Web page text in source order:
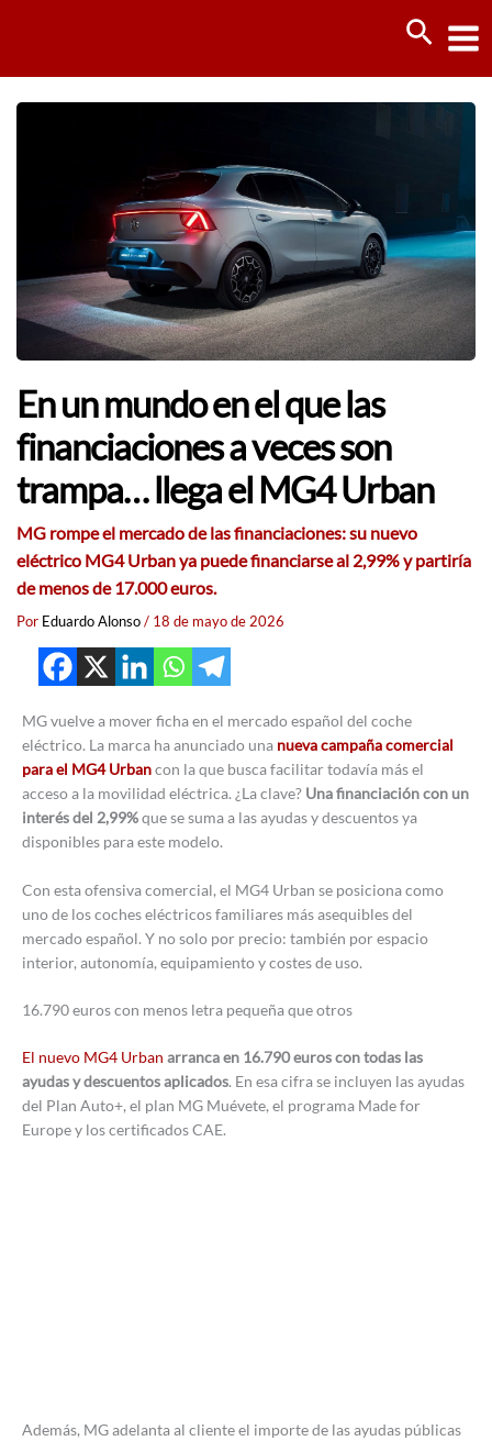
En un mundo en el que las
financiaciones a veces son
trampa… llega el MG4 Urban
MG rompe el mercado de las financiaciones: su nuevo
eléctrico MG4 Urban ya puede financiarse al 2,99% y partiría
de menos de 17.000 euros.
Por Eduardo Alonso/ 18 de mayo de 2026
MG vuelve a mover ficha en el mercado español del coche
eléctrico. La marca ha anunciado una nueva campaña comercial
para el MG4 Urbancon la que busca facilitar todavía más el
acceso a la movilidad eléctrica. ¿La clave? Una financiación con un
interés del 2,99%que se suma a las ayudas y descuentos ya
disponibles para este modelo.
Con esta ofensiva comercial, el MG4 Urban se posiciona como
uno de los coches eléctricos familiares más asequibles del
mercado español. Y no solo por precio: también por espacio
interior, autonomía, equipamiento y costes de uso.
16.790 euros con menos letra pequeña que otros
El nuevo MG4 Urban arranca en 16.790 euros con todas las
ayudas y descuentos aplicados. En esa cifra se incluyen las ayudas
del Plan Auto+, el plan MG Muévete, el programa Made for
Europe y los certificados CAE.
Además, MG adelanta al cliente el importe de las ayudas públicas